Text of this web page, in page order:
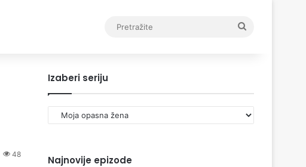
48
Izaberi seriju
Izaberi
seriju
Najnovije epizode